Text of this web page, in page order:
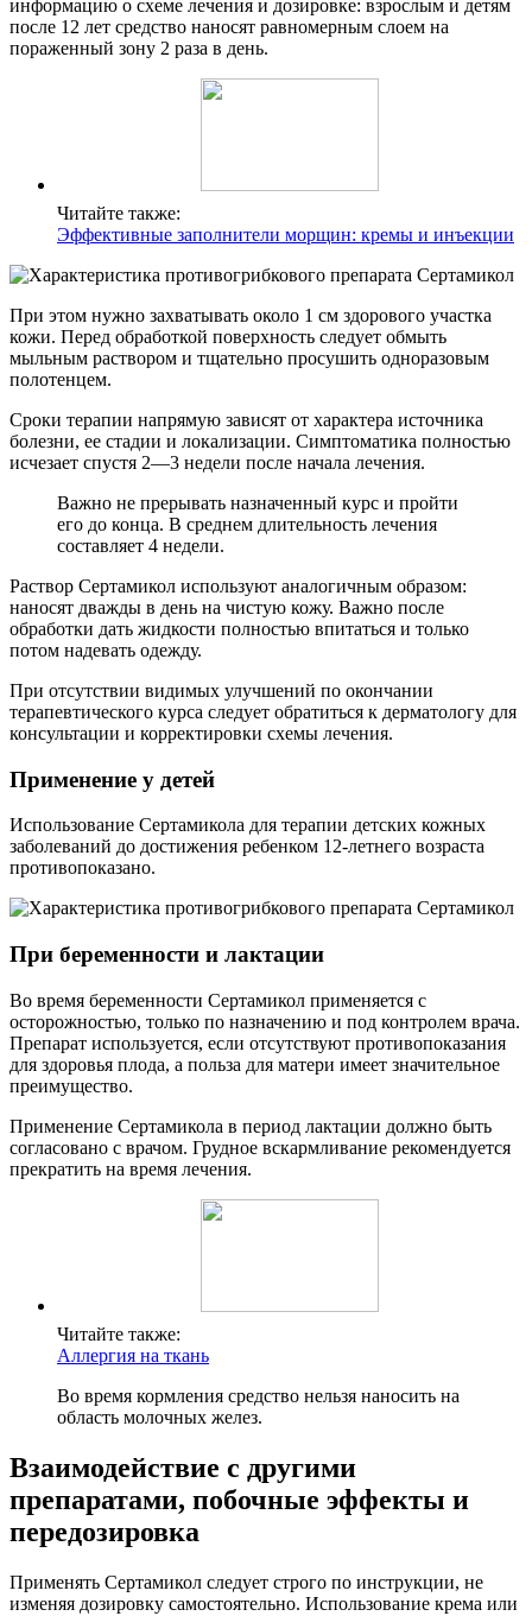
информацию о схеме лечения и дозировке: взрослым и детям
после 12 лет средство наносят равномерным слоем на
пораженный зону 2 раза в день.
Читайте также:
Эффективные заполнители морщин: кремы и инъекции
При этом нужно захватывать около 1 см здорового участка
кожи. Перед обработкой поверхность следует обмыть
мыльным раствором и тщательно просушить одноразовым
полотенцем.
Сроки терапии напрямую зависят от характера источника
болезни, ее стадии и локализации. Симптоматика полностью
исчезает спустя 2—3 недели после начала лечения.
Важно не прерывать назначенный курс и пройти
его до конца. В среднем длительность лечения
составляет 4 недели.
Раствор Сертамикол используют аналогичным образом:
наносят дважды в день на чистую кожу. Важно после
обработки дать жидкости полностью впитаться и только
потом надевать одежду.
При отсутствии видимых улучшений по окончании
терапевтического курса следует обратиться к дерматологу для
консультации и корректировки схемы лечения.
Применение у детей
Использование Сертамикола для терапии детских кожных
заболеваний до достижения ребенком 12-летнего возраста
противопоказано.
При беременности и лактации
Во время беременности Сертамикол применяется с
осторожностью, только по назначению и под контролем врача.
Препарат используется, если отсутствуют противопоказания
для здоровья плода, а польза для матери имеет значительное
преимущество.
Применение Сертамикола в период лактации должно быть
согласовано с врачом. Грудное вскармливание рекомендуется
прекратить на время лечения.
Читайте также:
Аллергия на ткань
Во время кормления средство нельзя наносить на
область молочных желез.
Взаимодействие с другими
препаратами, побочные эффекты и
передозировка
Применять Сертамикол следует строго по инструкции, не
изменяя дозировку самостоятельно. Использование крема или